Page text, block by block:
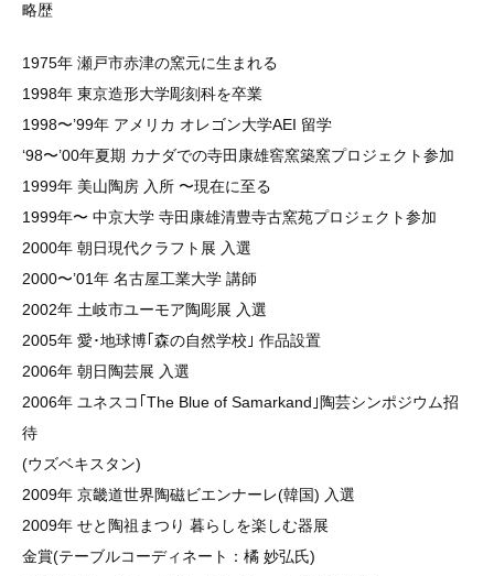
略歴
1975年 瀬戸市赤津の窯元に生まれる
1998年 東京造形大学彫刻科を卒業
1998〜’99年 アメリカ オレゴン大学AEI 留学
‘98〜’00年夏期 カナダでの寺田康雄窖窯築窯プロジェクト参加
1999年 美山陶房 入所 〜現在に至る
1999年〜 中京大学 寺田康雄清豊寺古窯苑プロジェクト参加
2000年 朝日現代クラフト展 入選
2000〜’01年 名古屋工業大学 講師
2002年 土岐市ユーモア陶彫展 入選
2005年 愛･地球博｢森の自然学校｣ 作品設置
2006年 朝日陶芸展 入選
2006年 ユネスコ｢The Blue of Samarkand｣陶芸シンポジウム招
待
(ウズベキスタン)
2009年 京畿道世界陶磁ビエンナーレ(韓国) 入選
2009年 せと陶祖まつり 暮らしを楽しむ器展
金賞(テーブルコーディネート：橘 妙弘氏)